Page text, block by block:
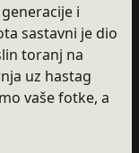
i
sastavni je dio
toranj na
uz hastag
vaše fotke, a